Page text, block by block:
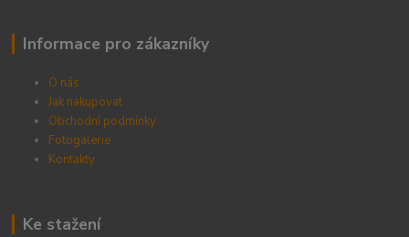
Informace pro zákazníky
O nás
Jak nakupovat
Obchodní podmínky
Fotogalerie
Kontakty
Ke stažení